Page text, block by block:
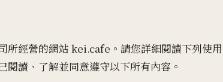
所經營的網站kei.cafe 。請您詳細閱讀下列使用
閱讀、了解並同意遵守以下所有內容。